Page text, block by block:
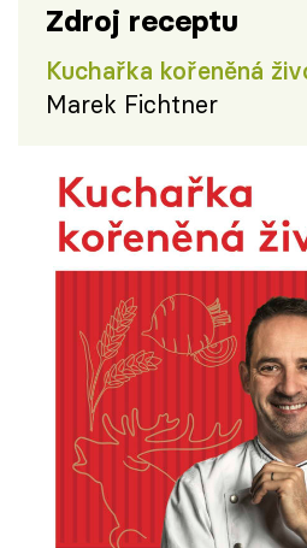
Zdroj receptu
Kuchařka kořeněná
Marek Fichtner